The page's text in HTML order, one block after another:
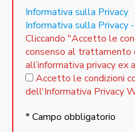
Informativa sulla Privacy
Informativa sulla Privacy
Cliccando "Accetto le
consenso al trattamento
all’informativa privacy ex
Accetto le condizioni
dell'Informativa Privacy
* Campo obbligatorio